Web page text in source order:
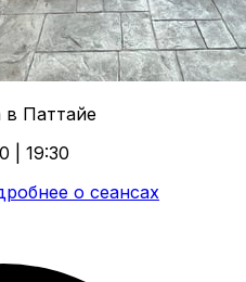
Паттайе
| 19:30
о сеансах